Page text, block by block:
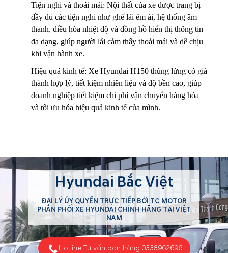
Tiện nghi và thoải mái: Nội thất của xe được trang bị
đầy đủ các tiện nghi như ghế lái êm ái, hệ thống âm
thanh, điều hòa nhiệt độ và đồng hồ hiển thị thông tin
đa dạng, giúp người lái cảm thấy thoải mái và dễ chịu
khi vận hành xe.
Hiệu quả kinh tế: Xe Hyundai H150 thùng lửng có giá
thành hợp lý, tiết kiệm nhiên liệu và độ bền cao, giúp
doanh nghiệp tiết kiệm chi phí vận chuyển hàng hóa
và tối ưu hóa hiệu quả kinh tế của mình.
Hyundai Bắc Việt
ĐẠI LÝ ỦY QUYỀN TRỰC TIẾP BỞI TC MOTOR
PHÂN PHỐI XE HYUNDAI CHÍNH HÃNG TẠI VIỆT
NAM
Hotline Tư vấn bán hàng:0338962696